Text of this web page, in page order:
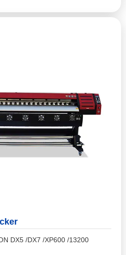
DX5 /DX7 /XP600 /13200